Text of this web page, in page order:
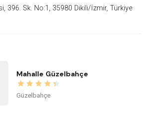
396. Sk. No:1, 35980 Dikili/İzmir, Türkiye
Mahalle Güzelbahçe
Güzelbahçe